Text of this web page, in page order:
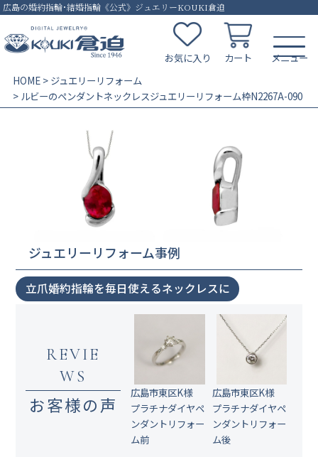
広島の婚約指輪･結婚指輪《公式》ジュエリーKOUKI倉迫
お気に入り
カート
HOME
ジュエリーリフォーム
ルビーのペンダントネックレスジュエリーリフォーム枠N2267A-090
ジュエリーリフォーム事例
立爪婚約指輪を毎日使えるネックレスに
REVIE
WS
お客様の声
広島市東区K様
プラチナダイヤペ
ンダントリフォー
ム前
広島市東区K様
プラチナダイヤペ
ンダントリフォー
ム後